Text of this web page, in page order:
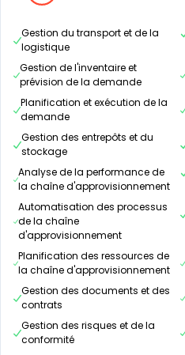
Gestion du transport et de la
logistique
Gestion de l'inventaire et
prévision de la demande
Planification et exécution de la
demande
Gestion des entrepôts et du
stockage
Analyse de la performance de
la chaîne d'approvisionnement
Automatisation des processus
de la chaîne
d'approvisionnement
Planification des ressources de
la chaîne d'approvisionnement
Gestion des documents et des
contrats
Gestion des risques et de la
conformité